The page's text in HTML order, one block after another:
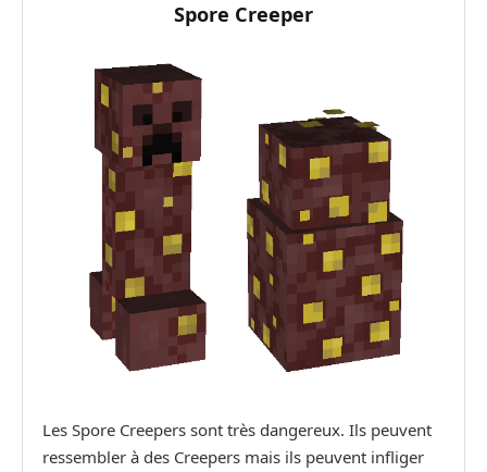
Spore Creeper
Les Spore Creepers sont très dangereux. Ils peuvent
ressembler à des Creepers mais ils peuvent infliger